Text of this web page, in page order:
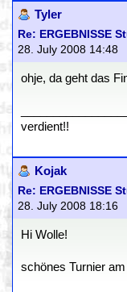
Tyler
Re: ERGEBNISSE
28. July 2008 14:48
ohje, da geht das
verdient!!
Kojak
Re: ERGEBNISSE
28. July 2008 18:16
Hi Wolle!
schönes Turnier